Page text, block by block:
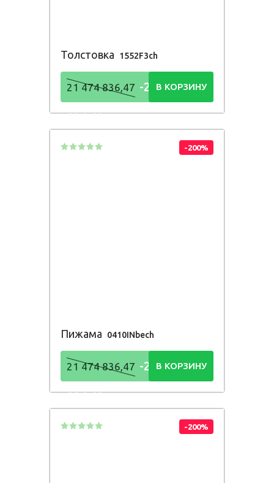
Толстовка 1552F3ch
21 474 836,47 -21 474
836,48Р
В КОРЗИНУ
-200%
Пижама 0410INbech
21 474 836,47 -21 474
836,48Р
В КОРЗИНУ
-200%